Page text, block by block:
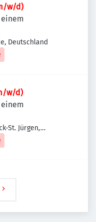
w/d)
Deutschland
w/d)
St. Jürgen,